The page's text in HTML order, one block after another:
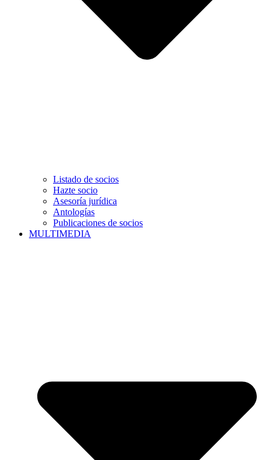
Listado de socios
Hazte socio
Asesoría jurídica
Antologías
Publicaciones de socios
MULTIMEDIA